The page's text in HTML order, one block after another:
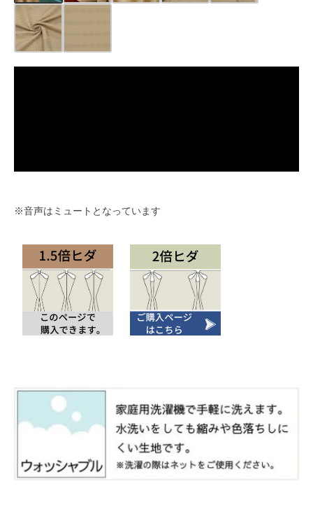
※音声はミュートとなっています